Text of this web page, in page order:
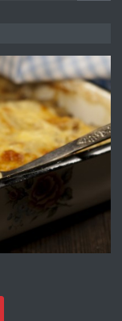
НА ГР.
преди 3 дни
преди 3 дни
под наем в кв.